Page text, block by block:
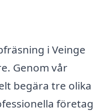
i Veinge
Genom vår
begära tre olika
företag